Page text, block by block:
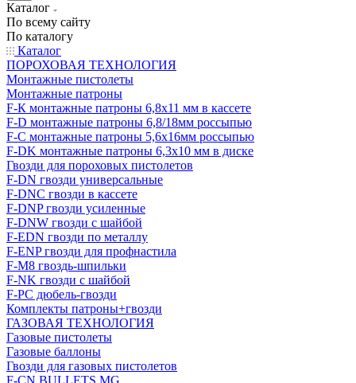
Каталог
По всему сайту
По каталогу
Каталог
ПОРОХОВАЯ ТЕХНОЛОГИЯ
Монтажные пистолеты
Монтажные патроны
F-К монтажные патроны 6,8х11 мм в кассете
F-D монтажные патроны 6,8/18мм россыпью
F-C монтажные патроны 5,6х16мм россыпью
F-DK монтажные патроны 6,3х10 мм в диске
Гвозди для пороховых пистолетов
F-DN гвозди универсальные
F-DNC гвозди в кассете
F-DNP гвозди усиленные
F-DNW гвозди с шайбой
F-EDN гвозди по металлу
F-ENP гвозди для профнастила
F-M8 гвоздь-шпильки
F-NK гвозди с шайбой
F-PC дюбель-гвозди
Комплекты патроны+гвозди
ГАЗОВАЯ ТЕХНОЛОГИЯ
Газовые пистолеты
Газовые баллоны
Гвозди для газовых пистолетов
F-CN BULLETS MG